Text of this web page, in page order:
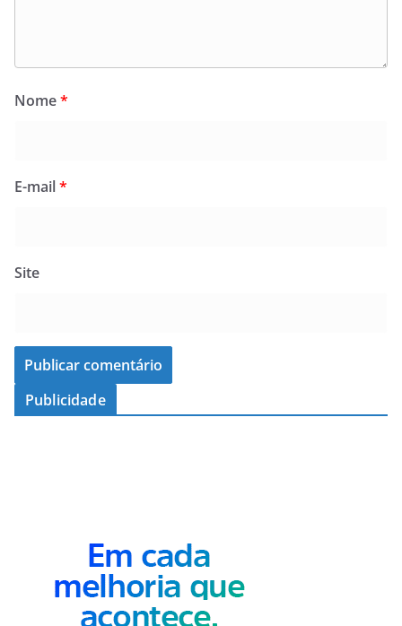
Nome*
E-mail*
Site
Publicidade